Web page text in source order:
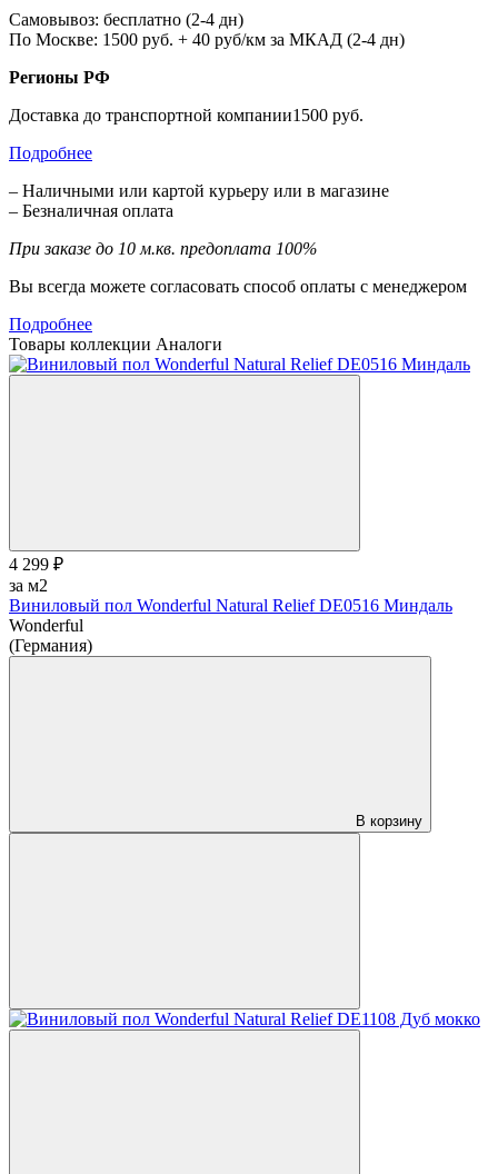
Самовывоз: бесплатно (2-4 дн)
По Москве: 1500 руб. + 40 руб/км за МКАД (2-4 дн)
Регионы РФ
Доставка до транспортной компании1500 руб.
Подробнее
– Наличными или картой курьеру или в магазине
– Безналичная оплата
При заказе до 10 м.кв. предоплата 100%
Вы всегда можете согласовать способ оплаты с менеджером
Подробнее
Товары коллекции Аналоги
4 299 ₽
за м2
Виниловый пол Wonderful Natural Relief DE0516 Миндаль
Wonderful
(Германия)
В корзину